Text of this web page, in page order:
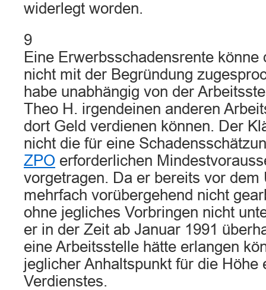
widerlegt worden.
9
Eine Erwerbsschadensrente könne
nicht mit der Begründung
habe unabhängig von der
Theo H. irgendeinen anderen
dort Geld verdienen können. Der
nicht die für eine
ZPO erforderlichen
vorgetragen. Da er bereits vor dem
mehrfach vorübergehend nicht
ohne jegliches Vorbringen nicht
er in der Zeit ab Januar 1991
eine Arbeitsstelle hätte erlangen
jeglicher Anhaltspunkt für die Höhe
Verdienstes.